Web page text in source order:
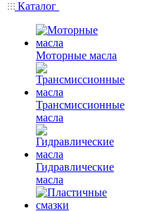
Каталог
Моторные масла
Трансмиссионные
масла
Гидравлические
масла